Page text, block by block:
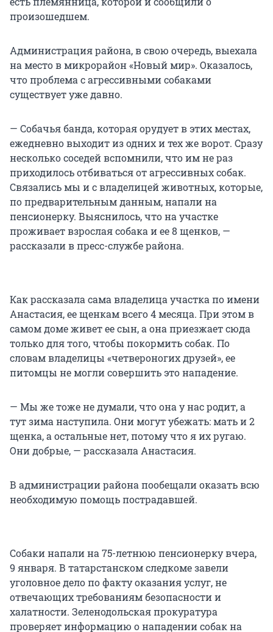
произошедшем.
Администрация района, в свою очередь, выехала
на место в микрорайон «Новый мир». Оказалось,
что проблема с агрессивными собаками
существует уже давно.
— Собачья банда, которая орудует в этих местах,
ежедневно выходит из одних и тех же ворот. Сразу
несколько соседей вспомнили, что им не раз
приходилось отбиваться от агрессивных собак.
Связались мы и с владелицей животных, которые,
по предварительным данным, напали на
пенсионерку. Выяснилось, что на участке
проживает взрослая собака и ее 8 щенков, —
рассказали в пресс-службе района.
Как рассказала сама владелица участка по имени
Анастасия, ее щенкам всего 4 месяца. При этом в
самом доме живет ее сын, а она приезжает сюда
только для того, чтобы покормить собак. По
словам владелицы «четвероногих друзей», ее
питомцы не могли совершить это нападение.
— Мы же тоже не думали, что она у нас родит, а
тут зима наступила. Они могут убежать: мать и 2
щенка, а остальные нет, потому что я их ругаю.
Они добрые, — рассказала Анастасия.
В администрации района пообещали оказать всю
необходимую помощь пострадавшей.
Собаки напали на 75-летнюю пенсионерку вчера,
9 января. В татарстанском следкоме завели
уголовное дело по факту оказания услуг, не
отвечающих требованиям безопасности и
халатности. Зеленодольская прокуратура
проверяет информацию о нападении собак на